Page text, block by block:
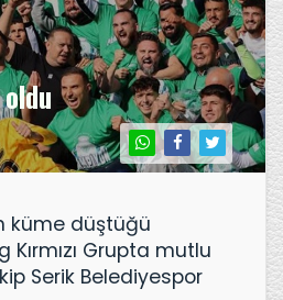
küme düştüğü
Kırmızı Grupta mutlu
Serik Belediyespor